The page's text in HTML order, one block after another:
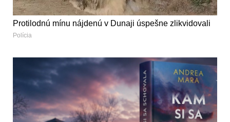
Protilodnú mínu nájdenú v Dunaji úspešne zlikvidovali
Polícia